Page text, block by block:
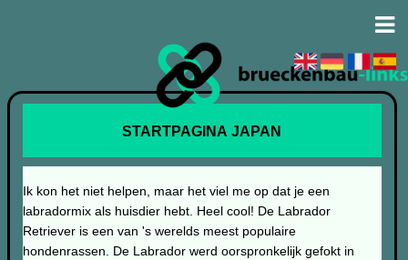
STARTPAGINA JAPAN
Ik kon het niet helpen, maar het viel me op dat je een
labradormix als huisdier hebt. Heel cool! De Labrador
Retriever is een van 's werelds meest populaire
hondenrassen. De Labrador werd oorspronkelijk gefokt in